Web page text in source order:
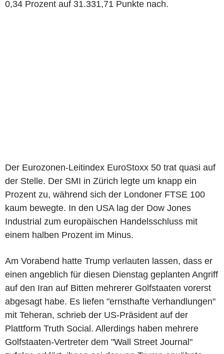
0,34 Prozent auf 31.331,71 Punkte nach.
Der Eurozonen-Leitindex EuroStoxx 50 trat quasi auf
der Stelle. Der SMI in Zürich legte um knapp ein
Prozent zu, während sich der Londoner FTSE 100
kaum bewegte. In den USA lag der Dow Jones
Industrial zum europäischen Handelsschluss mit
einem halben Prozent im Minus.
Am Vorabend hatte Trump verlauten lassen, dass er
einen angeblich für diesen Dienstag geplanten Angriff
auf den Iran auf Bitten mehrerer Golfstaaten vorerst
abgesagt habe. Es liefen "ernsthafte Verhandlungen"
mit Teheran, schrieb der US-Präsident auf der
Plattform Truth Social. Allerdings haben mehrere
Golfstaaten-Vertreter dem "Wall Street Journal"